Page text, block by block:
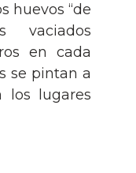
huevos “de
vaciados
en cada
se pintan a
los lugares